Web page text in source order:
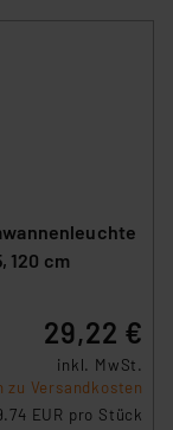
120 cm
29,22 €
inkl. MwSt.
zu Versandkosten
EUR pro Stück